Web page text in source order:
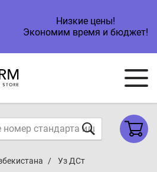
Низкие цены!
Экономим время и бюджет!
Уз ДСт